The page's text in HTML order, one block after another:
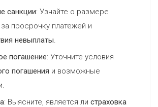
санкции: Узнайте о размере
просрочку платежей и
невыплаты.
погашение: Уточните условия
погашения и возможные
: Выясните, является ли страховка